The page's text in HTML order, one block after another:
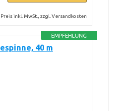
Preis inkl. MwSt., zzgl. Versandkosten
EMPFEHLUNG
40 m